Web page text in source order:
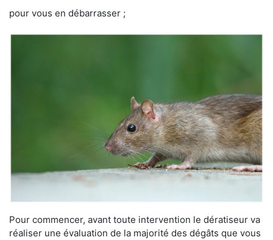
pour vous en débarrasser ;
Pour commencer, avant toute intervention le dératiseur va
réaliser une évaluation de la majorité des dégâts que vous